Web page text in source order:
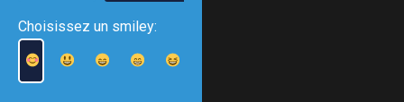
Choisissez un smiley: